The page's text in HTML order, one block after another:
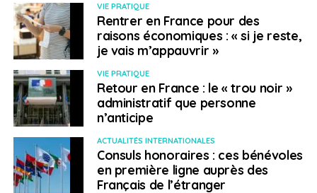
VIE PRATIQUE
Rentrer en France pour des
raisons économiques : « si je reste,
je vais m’appauvrir »
VIE PRATIQUE
Retour en France : le « trou noir »
administratif que personne
n’anticipe
ACTUALITÉS INTERNATIONALES
Consuls honoraires : ces bénévoles
en première ligne auprès des
Français de l’étranger